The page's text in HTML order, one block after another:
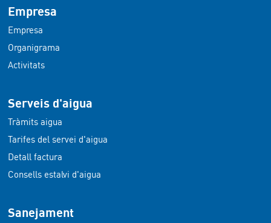
Empresa
Empresa
Organigrama
Activitats
Serveis d'aigua
Tràmits aigua
Tarifes del servei d'aigua
Detall factura
Consells estalvi d'aigua
Sanejament